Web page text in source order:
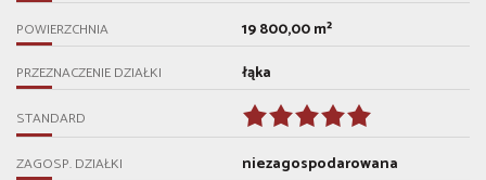
POWIERZCHNIA 19 800,00 m²
PRZEZNACZENIE DZIAŁKI łąka
STANDARD
ZAGOSP. DZIAŁKI niezagospodarowana